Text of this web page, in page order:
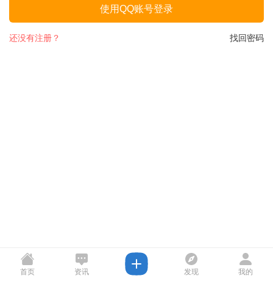
使用QQ账号登录
找回密码
还没有注册？
首页 资讯 发现 我的